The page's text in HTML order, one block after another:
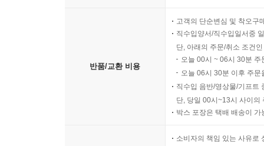
반품/교환 비용
고객의 단순변심 및 착오구
직수입양서/직수입일서중
단, 아래의 주문/취소 조건
오늘 00시 ~ 06시 30분
오늘 06시 30분 이후 주
직수입 음반/영상물/기프트
단, 당일 00시~13시 사이의
박스 포장은 택배 배송이
소비자의 책임 있는 사유로